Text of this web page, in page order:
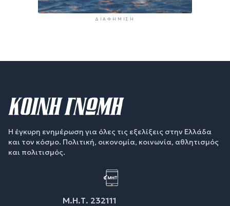
ΔΙΑΦΉΜΙΣΗ
Η έγκυρη ενημέρωση για όλες τις εξελίξεις στην Ελλάδα
και τον κόσμο. Πολιτική, οικονομία, κοινωνία, αθλητισμός
και πολιτισμός.
Μ.Η.Τ. 232111